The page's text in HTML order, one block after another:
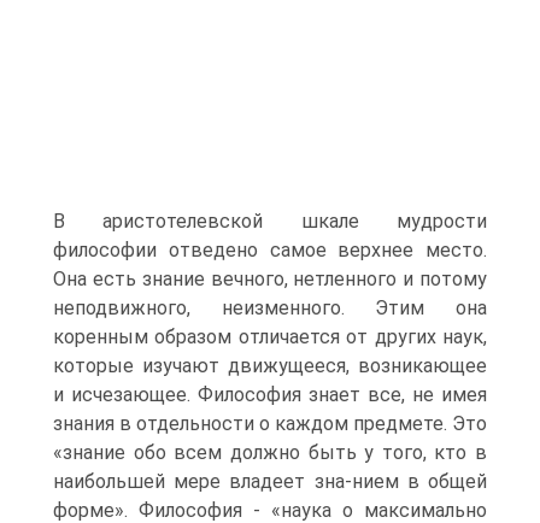
В аристотелевской шкале мудрости
философии отведено самое верхнее место.
Она есть знание вечного, нетленного и потому
неподвижного, неизменного. Этим она
коренным образом отличается от других наук,
которые изучают движущееся, возникающее
и исчезающее. Философия знает все, не имея
знания в отдельности о каждом предмете. Это
«знание обо всем должно быть у того, кто в
наибольшей мере владеет зна-нием в общей
форме». Философия - «наука о максимально